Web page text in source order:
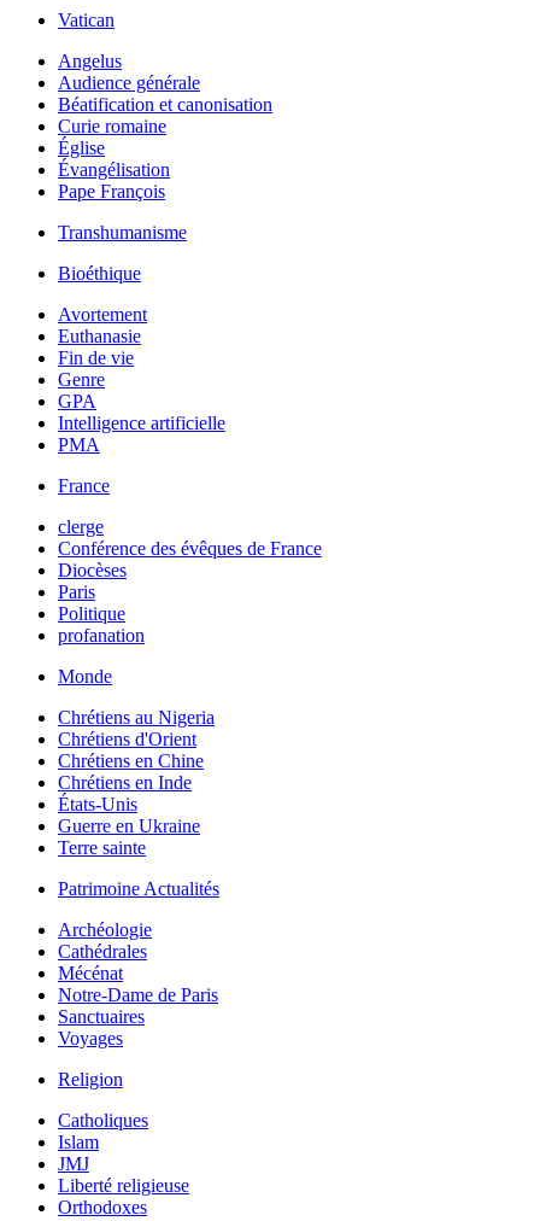
Vatican
Angelus
Audience générale
Béatification et canonisation
Curie romaine
Église
Évangélisation
Pape François
Transhumanisme
Bioéthique
Avortement
Euthanasie
Fin de vie
Genre
GPA
Intelligence artificielle
PMA
France
clerge
Conférence des évêques de France
Diocèses
Paris
Politique
profanation
Monde
Chrétiens au Nigeria
Chrétiens d'Orient
Chrétiens en Chine
Chrétiens en Inde
États-Unis
Guerre en Ukraine
Terre sainte
Patrimoine Actualités
Archéologie
Cathédrales
Mécénat
Notre-Dame de Paris
Sanctuaires
Voyages
Religion
Catholiques
Islam
JMJ
Liberté religieuse
Orthodoxes